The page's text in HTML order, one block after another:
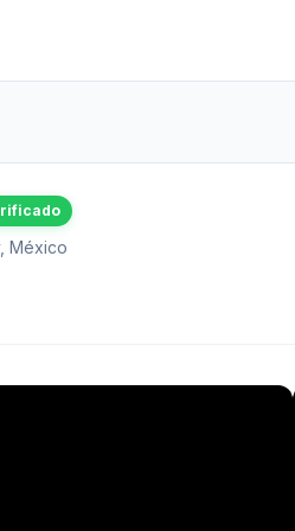
México